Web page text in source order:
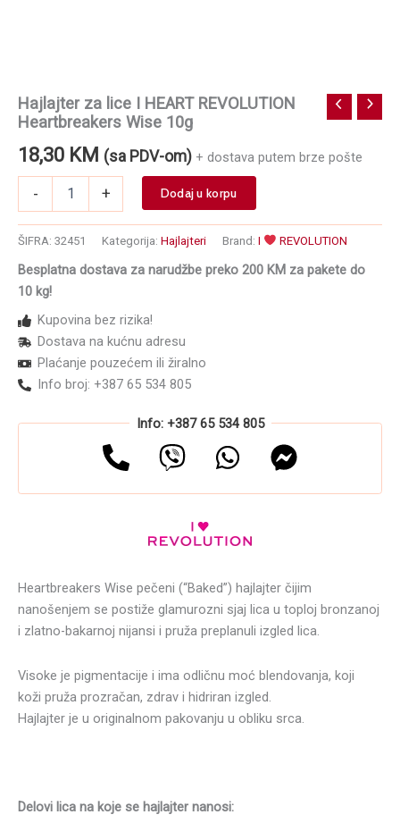
Hajlajter za lice I HEART REVOLUTION
Heartbreakers Wise 10g
18,30 KM (sa PDV-om) + dostava putem brze pošte
-
I
REVOLUTION
Heartbreakers
10g
količina
+ Dodaj u korpu
ŠIFRA: 32451 Kategorija: Hajlajteri Brand: I REVOLUTION
Besplatna dostava za narudžbe preko 200 KM za pakete do
10 kg!
Kupovina bez rizika!
Dostava na kućnu adresu
Plaćanje pouzećem ili žiralno
Info broj: +387 65 534 805
Info: +387 65 534 805
Heartbreakers Wise pečeni (“Baked”) hajlajter čijim
nanošenjem se postiže glamurozni sjaj lica u toploj bronzanoj
i zlatno-bakarnoj nijansi i pruža preplanuli izgled lica.
Visoke je pigmentacije i ima odličnu moć blendovanja, koji
koži pruža prozračan, zdrav i hidriran izgled.
Hajlajter je u originalnom pakovanju u obliku srca.
Delovi lica na koje se hajlajter nanosi: